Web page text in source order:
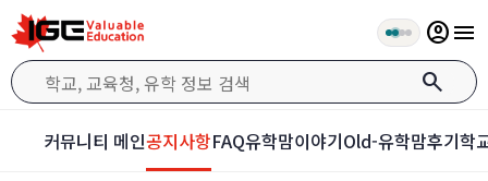
search
account_circlemenu
커뮤니티 메인공지사항FAQ유학맘이야기Old-유학맘후기학